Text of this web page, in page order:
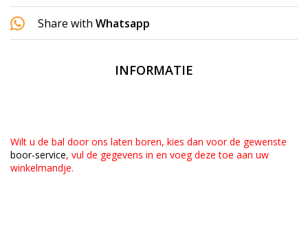
Share with Whatsapp
INFORMATIE
Wilt u de bal door ons laten boren, kies dan voor de gewenste
boor-service, vul de gegevens in en voeg deze toe aan uw
winkelmandje.